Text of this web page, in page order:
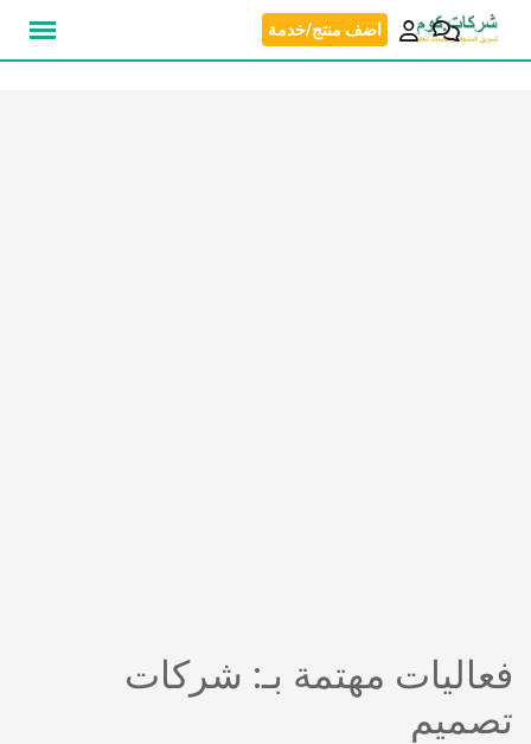
انتقل
اضف منتج/خدمة
فعاليات مهتمة بـ: شركات
تصميم